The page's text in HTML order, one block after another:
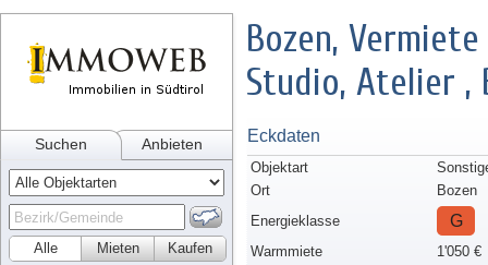
Suchen Anbieten
Alle Kaufen
Mieten
Bozen,
Studio, Atelier ,
Eckdaten
Objektart
Ort
Bozen
Energieklasse
G
Warmmiete
1'050 €